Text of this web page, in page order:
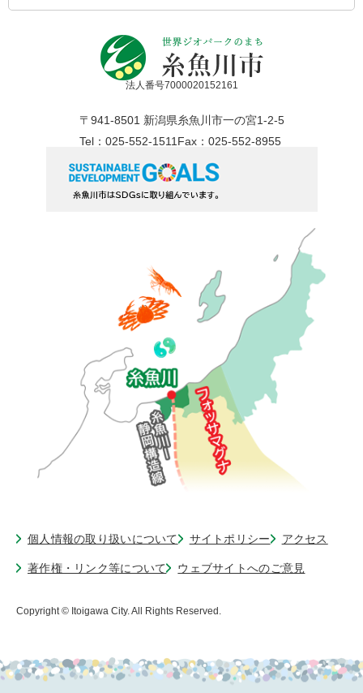
法人番号7000020152161
〒941-8501 新潟県糸魚川市一の宮1-2-5
Tel：025-552-1511 Fax：025-552-8955
個人情報の取り扱いについて サイトポリシー アクセス
著作権・リンク等について ウェブサイトへのご意見
Copyright © Itoigawa City. All Rights Reserved.